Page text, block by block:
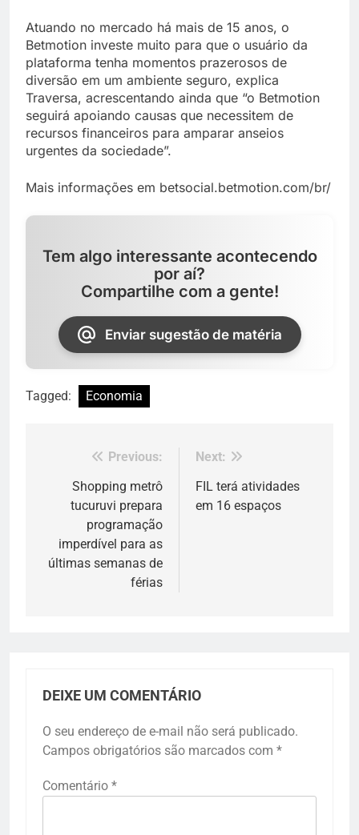
Atuando no mercado há mais de 15 anos, o
Betmotion investe muito para que o usuário da
plataforma tenha momentos prazerosos de
diversão em um ambiente seguro, explica
Traversa, acrescentando ainda que “o Betmotion
seguirá apoiando causas que necessitem de
recursos financeiros para amparar anseios
urgentes da sociedade”.
Mais informações em betsocial.betmotion.com/br/
Tem algo interessante acontecendo
por aí?
Compartilhe com a gente!
Enviar sugestão de matéria
Tagged: Economia
Navegação
Previous:
Shopping metrô
tucuruvi prepara
programação
imperdível para as
últimas semanas de
férias
Next:
FIL terá atividades
em 16 espaços
DEIXE UM COMENTÁRIO
O seu endereço de e-mail não será publicado.
Campos obrigatórios são marcados com *
Comentário *